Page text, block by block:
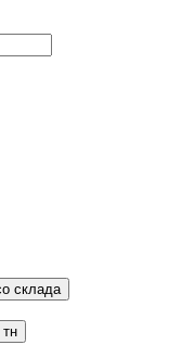
склада